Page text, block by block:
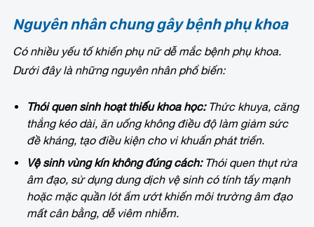
Nguyên nhân chung gây bệnh phụ khoa
Có nhiều yếu tố khiến phụ nữ dễ mắc bệnh phụ khoa.
Dưới đây là những nguyên nhân phổ biến:
Thói quen sinh hoạt thiếu khoa học:Thức khuya, căng
thẳng kéo dài, ăn uống không điều độ làm giảm sức
đề kháng, tạo điều kiện cho vi khuẩn phát triển.
Vệ sinh vùng kín không đúng cách:Thói quen thụt rửa
âm đạo, sử dụng dung dịch vệ sinh có tính tẩy mạnh
hoặc mặc quần lót ẩm ướt khiến môi trường âm đạo
mất cân bằng, dễ viêm nhiễm.